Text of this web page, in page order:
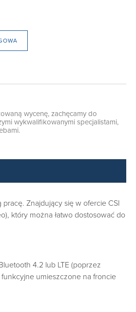
wycenę, zachęcamy do
wykwalifikowanymi specjalistami,
Znajdujący się w ofercie CSI
który można łatwo dostosować do
4.2 lub LTE (poprzez
umieszczone na froncie